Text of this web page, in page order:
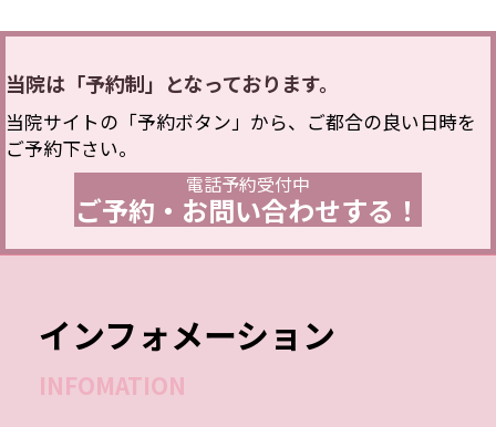
当院は「予約制」となっております。
当院サイトの「予約ボタン」から、ご都合の良い日時を
ご予約下さい。
電話予約受付中
ご予約・お問い合わせする！
インフォメーション
INFOMATION